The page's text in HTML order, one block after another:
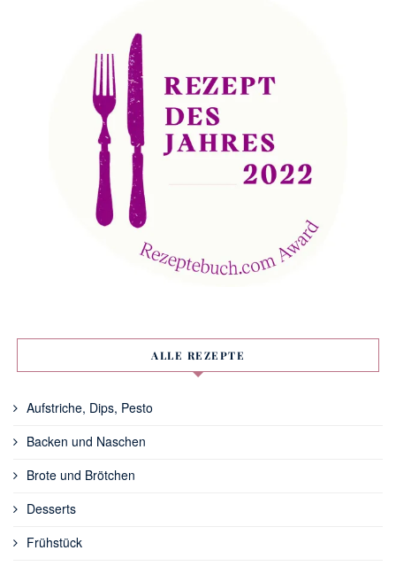
ALLE REZEPTE
Aufstriche, Dips, Pesto
Backen und Naschen
Brote und Brötchen
Desserts
Frühstück